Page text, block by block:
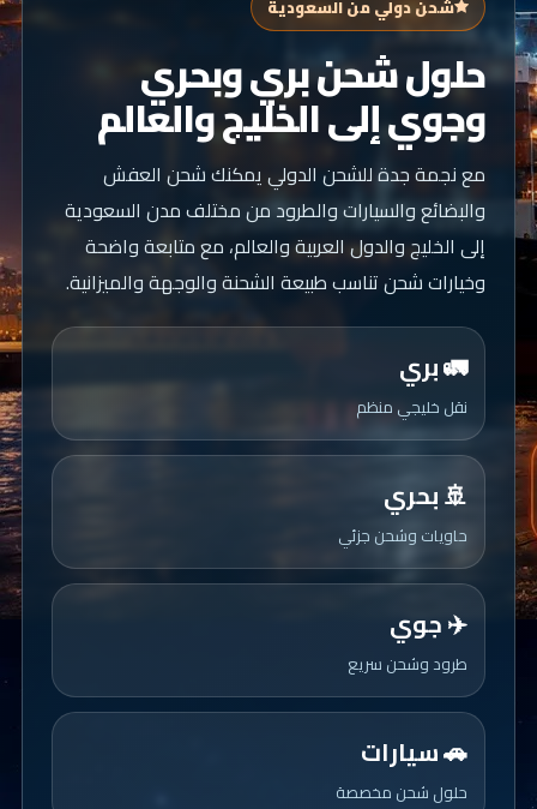
شحن دولي من السعودية
حلول شحن بري وبحري
وجوي إلى الخليج والعالم
مع نجمة جدة للشحن الدولي يمكنك شحن العفش
والبضائع والسيارات والطرود من مختلف مدن السعودية
إلى الخليج والدول العربية والعالم، مع متابعة واضحة
وخيارات شحن تناسب طبيعة الشحنة والوجهة والميزانية.
🚛 بري
نقل خليجي منظم
🚢 بحري
حاويات وشحن جزئي
✈️ جوي
طرود وشحن سريع
🚗 سيارات
حلول شحن مخصصة